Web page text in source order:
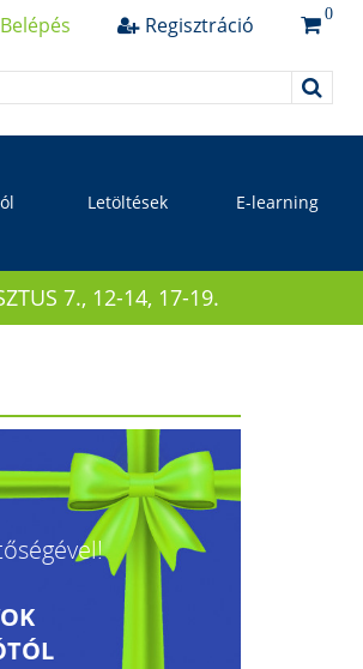
Belépés Regisztráció 0
Letöltések E-learning
7., 12-14, 17-19.